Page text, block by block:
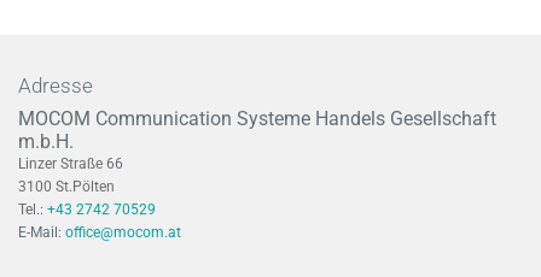
Adresse
MOCOM Communication Systeme Handels Gesellschaft
m.b.H.
Linzer Straße 66
3100 St.Pölten
Tel.: +43 2742 70529
E-Mail: office@mocom.at